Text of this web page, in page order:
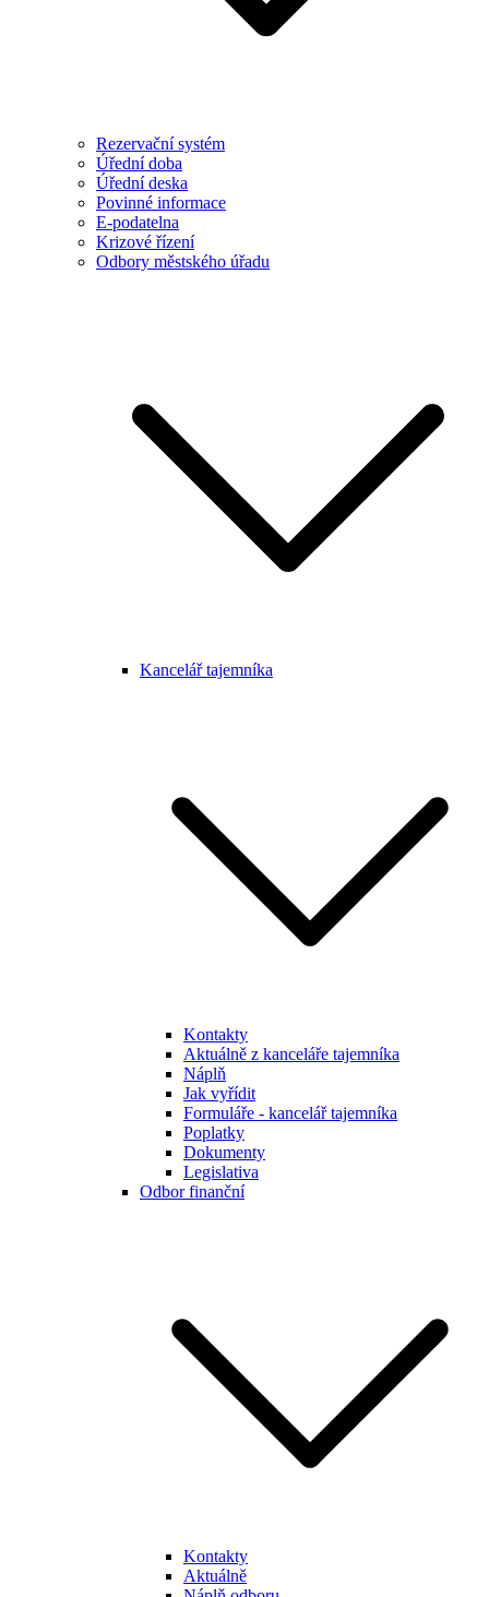
Rezervační systém
Úřední doba
Úřední deska
Povinné informace
E-podatelna
Krizové řízení
Odbory městského úřadu
Kancelář tajemníka
Kontakty
Aktuálně z kanceláře tajemníka
Náplň
Jak vyřídit
Formuláře - kancelář tajemníka
Poplatky
Dokumenty
Legislativa
Odbor finanční
Kontakty
Aktuálně